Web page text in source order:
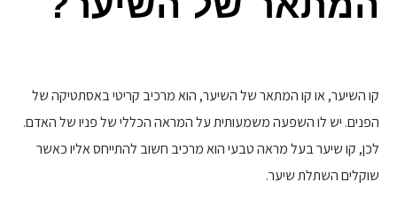
קו השיער, או קו המתאר של השיער, הוא מרכיב קריטי באסתטיקה של
הפנים. יש לו השפעה משמעותית על המראה הכללי של פניו של האדם.
לכן, קו שיער בעל מראה טבעי הוא מרכיב חשוב להתייחס אליו כאשר
שוקלים השתלת שיער.